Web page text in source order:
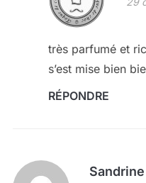
très parfumé et
s’est mise bien
RÉPONDRE
Sandrine